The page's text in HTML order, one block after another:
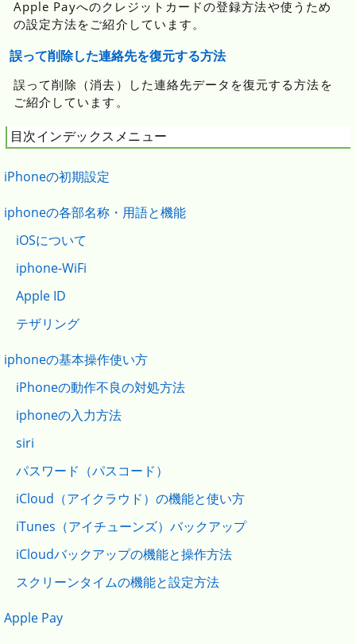
Apple Payへのクレジットカードの登録方法や使うため
の設定方法をご紹介しています。
誤って削除した連絡先を復元する方法
誤って削除（消去）した連絡先データを復元する方法を
ご紹介しています。
目次インデックスメニュー
iPhoneの初期設定
iphoneの各部名称・用語と機能
iOSについて
iphone-WiFi
Apple ID
テザリング
iphoneの基本操作使い方
iPhoneの動作不良の対処方法
iphoneの入力方法
siri
パスワード（パスコード）
iCloud（アイクラウド）の機能と使い方
iTunes（アイチューンズ）バックアップ
iCloudバックアップの機能と操作方法
スクリーンタイムの機能と設定方法
Apple Pay